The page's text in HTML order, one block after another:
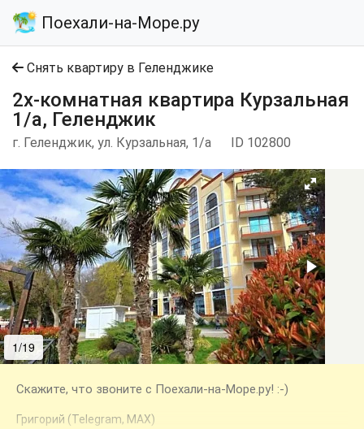
Поехали-на-Море.ру
Снять квартиру в Геленджике
2х-комнатная квартира Курзальная
1/а, Геленджик
г. Геленджик, ул. Курзальная, 1/а ID 102800
1/19
Скажите, что звоните с Поехали-на-Море.ру! :-)
Григорий (Telegram, MAX)